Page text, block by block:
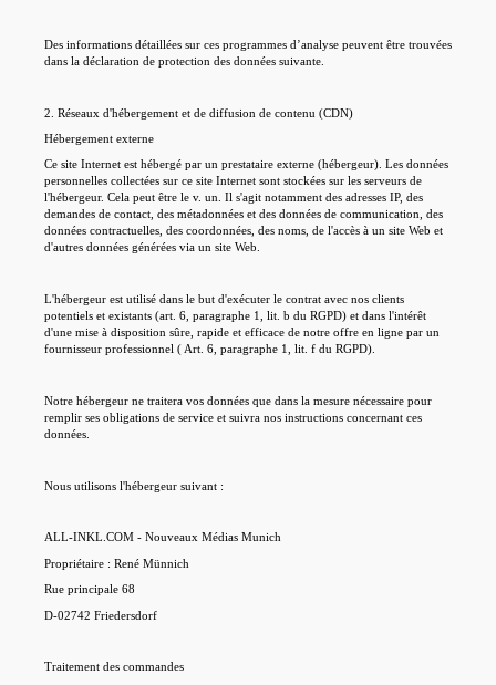
Des informations détaillées sur ces programmes d’analyse peuvent être trouvées
dans la déclaration de protection des données suivante.
2. Réseaux d'hébergement et de diffusion de contenu (CDN)
Hébergement externe
Ce site Internet est hébergé par un prestataire externe (hébergeur). Les données
personnelles collectées sur ce site Internet sont stockées sur les serveurs de
l'hébergeur. Cela peut être le v. un. Il s'agit notamment des adresses IP, des
demandes de contact, des métadonnées et des données de communication, des
données contractuelles, des coordonnées, des noms, de l'accès à un site Web et
d'autres données générées via un site Web.
L'hébergeur est utilisé dans le but d'exécuter le contrat avec nos clients
potentiels et existants (art. 6, paragraphe 1, lit. b du RGPD) et dans l'intérêt
d'une mise à disposition sûre, rapide et efficace de notre offre en ligne par un
fournisseur professionnel ( Art. 6, paragraphe 1, lit. f du RGPD).
Notre hébergeur ne traitera vos données que dans la mesure nécessaire pour
remplir ses obligations de service et suivra nos instructions concernant ces
données.
Nous utilisons l'hébergeur suivant :
ALL-INKL.COM - Nouveaux Médias Munich
Propriétaire : René Münnich
Rue principale 68
D-02742 Friedersdorf
Traitement des commandes